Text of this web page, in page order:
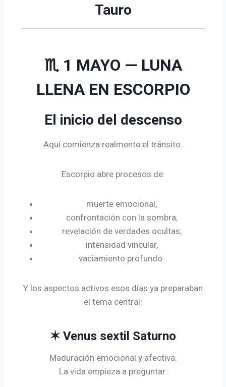
Tauro
♏ 1 MAYO — LUNA
LLENA EN ESCORPIO
El inicio del descenso
Aquí comienza realmente el tránsito.
Escorpio abre procesos de:
muerte emocional,
confrontación con la sombra,
revelación de verdades ocultas,
intensidad vincular,
vaciamiento profundo.
Y los aspectos activos esos días ya preparaban
el tema central:
✶ Venus sextil Saturno
Maduración emocional y afectiva.
La vida empieza a preguntar: